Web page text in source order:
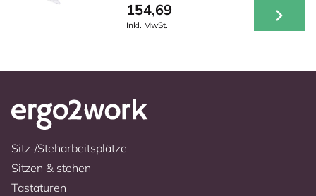
154,69
Inkl. MwSt.
Sitz-/Steharbeitsplätze
Sitzen & stehen
Tastaturen